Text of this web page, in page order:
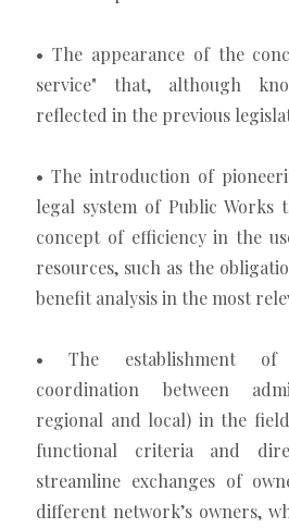
• The appearance of the
service" that, although
reflected in the previous
• The introduction of
legal system of Public Works
concept of efficiency in the
resources, such as the
benefit analysis in the most
• The establishment of
coordination between
regional and local) in the
functional criteria and
streamline exchanges of
different network’s owners,